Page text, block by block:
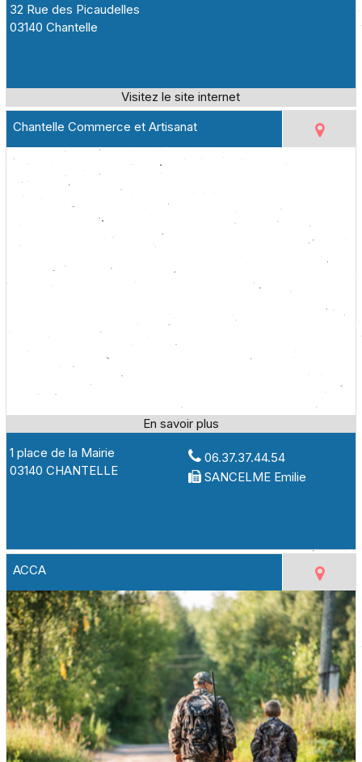
32 Rue des Picaudelles
03140 Chantelle
Chantelle Commerce et Artisanat
1 place de la Mairie
03140 CHANTELLE
06.37.37.44.54
SANCELME Emilie
ACCA